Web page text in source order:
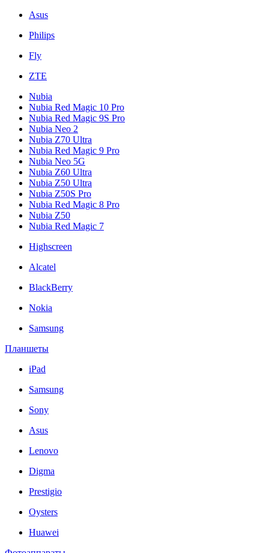
Asus
Philips
Fly
ZTE
Nubia
Nubia Red Magic 10 Pro
Nubia Red Magic 9S Pro
Nubia Neo 2
Nubia Z70 Ultra
Nubia Red Magic 9 Pro
Nubia Neo 5G
Nubia Z60 Ultra
Nubia Z50 Ultra
Nubia Z50S Pro
Nubia Red Magic 8 Pro
Nubia Z50
Nubia Red Magic 7
Highscreen
Alcatel
BlackBerry
Nokia
Samsung
Планшеты
iPad
Samsung
Sony
Asus
Lenovo
Digma
Prestigio
Oysters
Huawei